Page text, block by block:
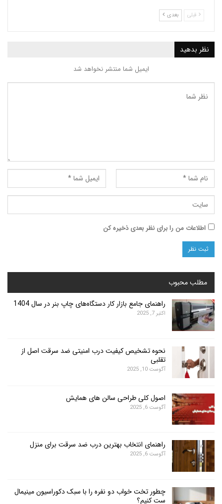
بعدی
ایمیل شما منتشر نخواهد شد
من را برای نظر بعدی ذخیره کن
راهنمای جامع بازار کار دستگاه‌های چاپ بنر در سال 1404
اکتبر 7, 2025
نحوه تشخیص کیفیت درب امنیتی ضد سرقت اصل از
تقلبی
آگوست 10, 2025
اصول کلی طراحی سالن های همایش
آگوست 6, 2025
راهنمای انتخاب بهترین درب ضد سرقت برای منزل
آگوست 6, 2025
چطور تخت خواب دو نفره را با سبک دکوراسیون مینیمال
ست کنیم؟